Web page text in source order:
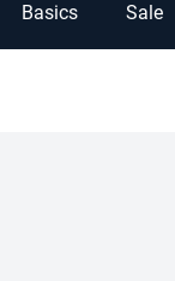
Basics Sale